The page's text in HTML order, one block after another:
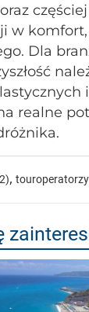
w
Dla
i
realne
, touroperatorzy